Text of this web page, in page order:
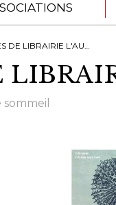
L'AUTRE SOMMEIL